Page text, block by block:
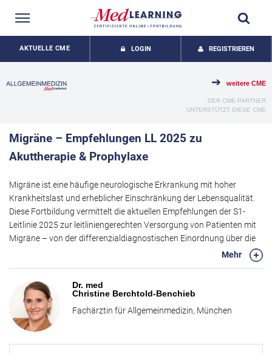
AKTUELLE CME LOGIN REGISTRIEREN
weitere CME
DER CME-PARTNER
UNTERSTÜTZT DIESE CME
Migräne – Empfehlungen LL 2025 zu
Akuttherapie & Prophylaxe
Migräne ist eine häufige neurologische Erkrankung mit hoher
Krankheitslast und erheblicher Einschränkung der Lebensqualität.
Diese Fortbildung vermittelt die aktuellen Empfehlungen der S1-
Leitlinie 2025 zur leitliniengerechten Versorgung von Patienten mit
Migräne – von der differenzialdiagnostischen Einordnung über die
Behandlung akuter Migräneattacken bis hin zu modernen
Akuttherapie, der Einsatz spezifischer und unspezifischer
Migräneprophylaktika mit hoher Evidenz sowie aktuelle
Entwicklungen rund um CGRP-basierte Therapiekonzepte und nicht
medikamentöse Verfahren. Mit dieser CME lernen Sie
Migräneformen sicher zu differenzieren und evidenzbasierte
Mehr
Dr. med
Christine Berchtold-Benchieb
Fachärztin für Allgemeinmedizin, München